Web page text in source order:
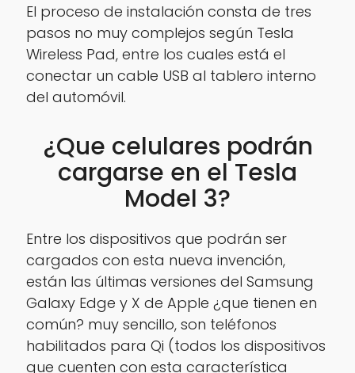
El proceso de instalación consta de tres
pasos no muy complejos según Tesla
Wireless Pad, entre los cuales está el
conectar un cable USB al tablero interno
del automóvil.
¿Que celulares podrán
cargarse en el Tesla
Model 3?
Entre los dispositivos que podrán ser
cargados con esta nueva invención,
están las últimas versiones del Samsung
Galaxy Edge y X de Apple ¿que tienen en
común? muy sencillo, son teléfonos
habilitados para Qi (todos los dispositivos
que cuenten con esta característica